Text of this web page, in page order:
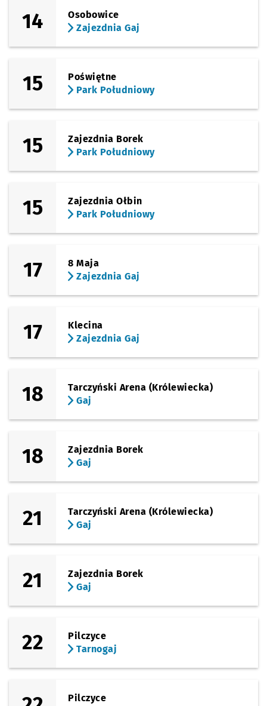
14
Osobowice
Zajezdnia Gaj
15
Poświętne
Park Południowy
15
Zajezdnia Borek
Park Południowy
15
Zajezdnia Ołbin
Park Południowy
17
8 Maja
Zajezdnia Gaj
17
Klecina
Zajezdnia Gaj
18
Tarczyński Arena (Królewiecka)
Gaj
18
Zajezdnia Borek
Gaj
21
Tarczyński Arena (Królewiecka)
Gaj
21
Zajezdnia Borek
Gaj
22
Pilczyce
Tarnogaj
Pilczyce